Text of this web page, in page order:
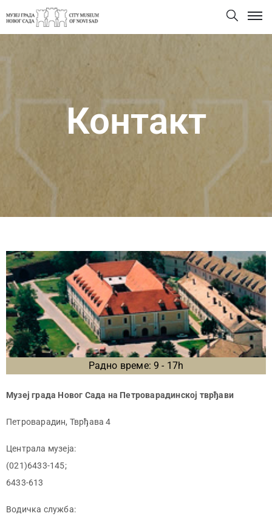
Контакт
Радно време: 9 - 17h
Музеј града Новог Сада на Петроварадинској тврђави
Петроварадин, Тврђава 4
Централа музеја:
(021)6433-145;
6433-613
Водичка служба: